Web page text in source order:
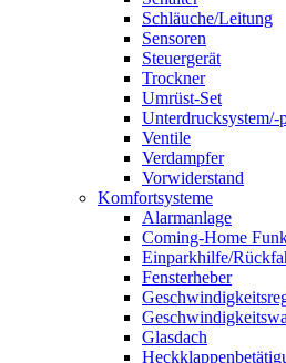
Schläuche/Leitung
Sensoren
Steuergerät
Trockner
Umrüst-Set
Unterdrucksystem/-
Ventile
Verdampfer
Vorwiderstand
Komfortsysteme
Alarmanlage
Coming-Home
Einparkhilfe/
Fensterheber
Glasdach